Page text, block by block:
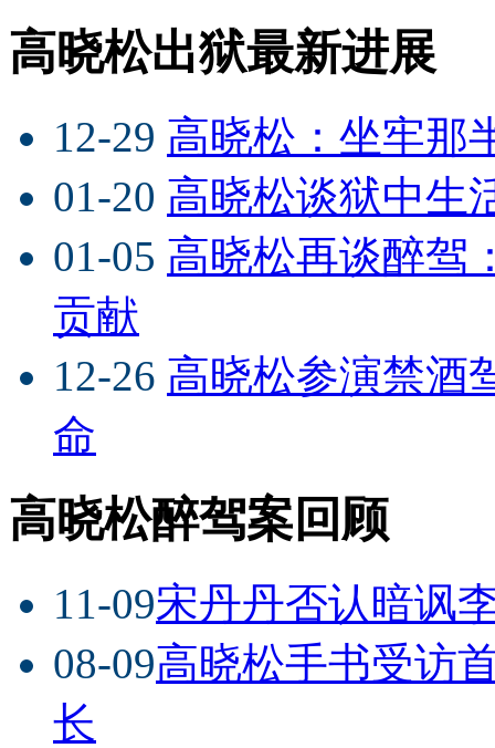
高晓松出狱最新进展
12-29 高晓松：坐牢那
01-20 高晓松谈狱中生
01-05 高晓松再谈醉驾
贡献
12-26 高晓松参演禁酒
命
高晓松醉驾案回顾
11-09宋丹丹否认暗讽
08-09高晓松手书受访
长